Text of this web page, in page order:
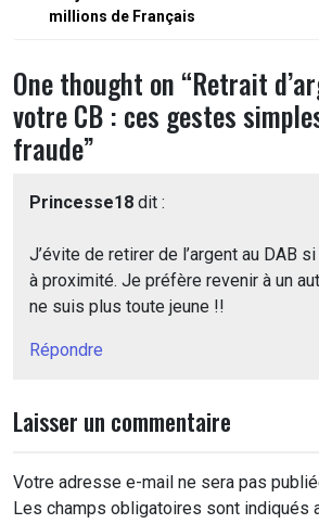
l’article
millions de Français
One thought on “Retrait
votre CB : ces gestes
fraude”
Princesse18 dit :
J’évite de retirer de l’argent au DAB
à proximité. Je préfère revenir à un
ne suis plus toute jeune !!
Répondre
Laisser un commentaire
Votre adresse e-mail ne sera pas
Les champs obligatoires sont indiqués